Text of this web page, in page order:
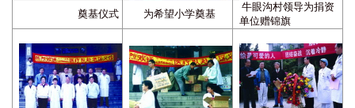
奠基仪式 为希望小学奠基
牛眼沟村领导为捐资
单位赠锦旗